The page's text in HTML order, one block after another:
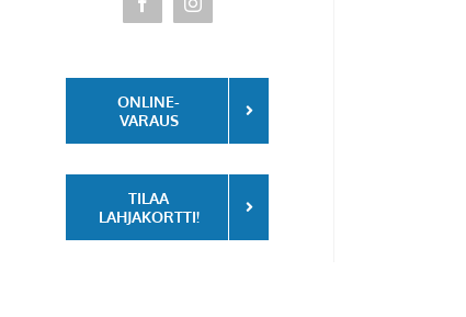
FacebookInstagram
ONLINE-
VARAUS
TILAA
LAHJAKORTTI!